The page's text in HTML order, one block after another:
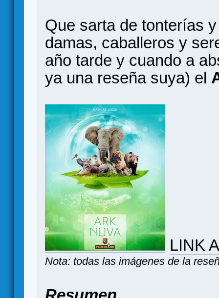
Que sarta de tonterías
damas, caballeros y
año tarde y cuando a
ya una reseña suya) el
LINK
Nota: todas las imágenes de la